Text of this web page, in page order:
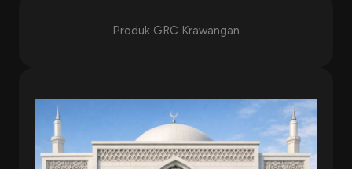
Produk GRC Krawangan